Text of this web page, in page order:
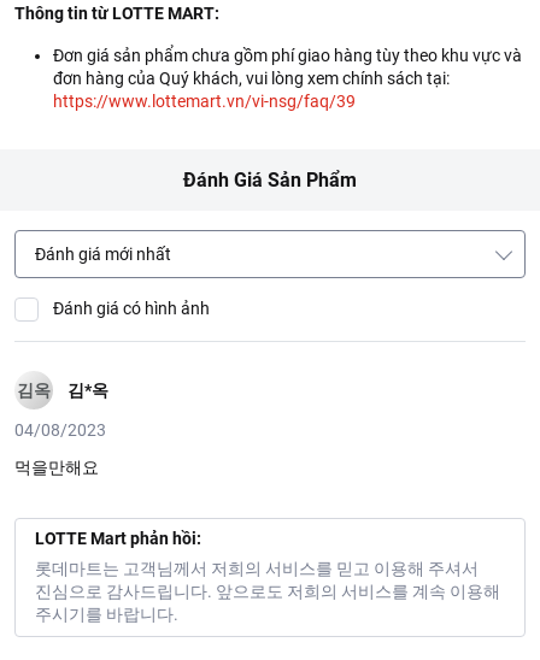
Thông tin từ LOTTE MART:
Đơn giá sản phẩm chưa gồm phí giao hàng tùy theo khu vực và
đơn hàng của Quý khách, vui lòng xem chính sách tại:
https://www.lottemart.vn/vi-nsg/faq/39
Đánh Giá Sản Phẩm
Đánh giá mới nhất
Đánh giá có hình ảnh
김옥 김*옥
04/08/2023
먹을만해요
LOTTE Mart phản hồi:
롯데마트는 고객님께서 저희의 서비스를 믿고 이용해 주셔서
진심으로 감사드립니다. 앞으로도 저희의 서비스를 계속 이용해
주시기를 바랍니다.